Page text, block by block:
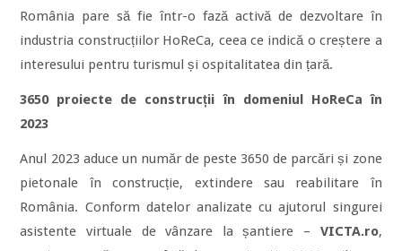
România pare să fie într-o fază activă de dezvoltare în
industria construcțiilor HoReCa, ceea ce indică o creștere a
interesului pentru turismul și ospitalitatea din țară.
3650 proiecte de construcții în domeniul HoReCa în
2023
Anul 2023 aduce un număr de peste 3650 de parcări și zone
pietonale în construcție, extindere sau reabilitare în
România. Conform datelor analizate cu ajutorul singurei
asistente virtuale de vânzare la șantiere – VICTA.ro,